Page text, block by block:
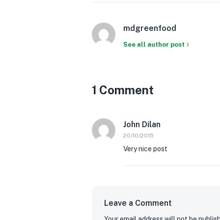
mdgreenfood
See all author post
1 Comment
John Dilan
20/10/2015
Very nice post
Leave a Comment